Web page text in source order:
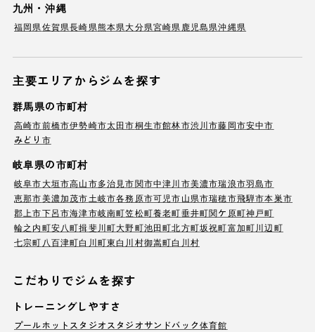
九州・沖縄
福岡県佐賀県長崎県熊本県大分県宮崎県 鹿児島県沖縄県
主要エリアからジムを探す
群馬県の市町村
高崎市前橋市伊勢崎市太田市桐生市館林市渋川市藤岡市安中市
みどり市
岐阜県の市町村
岐阜市大垣市高山市多治見市関市中津川市美濃市瑞浪市羽島市
恵那市美濃加茂市土岐市各務原市可児市山県市瑞穂市飛騨市本巣市
郡上市下呂市海津市岐南町笠松町養老町垂井町関ケ原町神戸町
輪之内町安八町揖斐川町大野町池田町北方町坂祝町富加町川辺町
七宗町 八百津町白川町東白川村御嵩町白川村
こだわりでジムを探す
トレーニングしやすさ
プールホットスタジオ スタジオサンドバック体育館